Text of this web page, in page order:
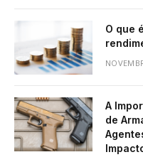
O que
A
de